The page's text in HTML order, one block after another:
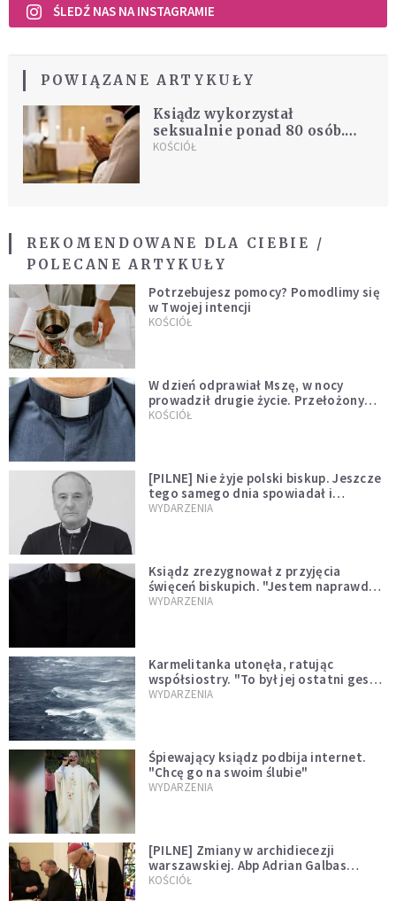
ŚLEDŹ NAS NA INSTAGRAMIE
POWIĄZANE ARTYKUŁY
Ksiądz wykorzystał
seksualnie ponad 80 osób.
Zapadł wyrok w jego sprawie
KOŚCIÓŁ
REKOMENDOWANE DLA CIEBIE /
POLECANE ARTYKUŁY
Potrzebujesz pomocy? Pomodlimy się
w Twojej intencji
KOŚCIÓŁ
W dzień odprawiał Mszę, w nocy
prowadził drugie życie. Przełożony
kazał mu opuścić zakon
KOŚCIÓŁ
[PILNE] Nie żyje polski biskup. Jeszcze
tego samego dnia spowiadał i
sprawował Mszę świętą
WYDARZENIA
Ksiądz zrezygnował z przyjęcia
święceń biskupich. "Jestem naprawdę
niegodny"
WYDARZENIA
Karmelitanka utonęła, ratując
współsiostry. "To był jej ostatni gest
miłości"
WYDARZENIA
Śpiewający ksiądz podbija internet.
"Chcę go na swoim ślubie"
WYDARZENIA
[PILNE] Zmiany w archidiecezji
warszawskiej. Abp Adrian Galbas
wręczył dekrety nowym proboszczom
KOŚCIÓŁ